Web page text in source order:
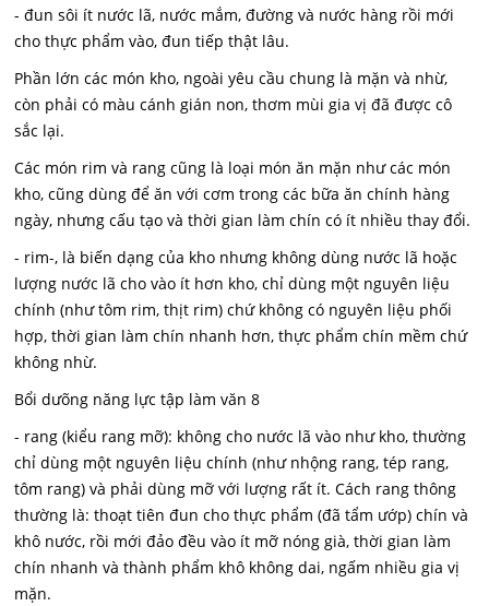
- đun sôi ít nước lã, nước mắm, đường và nước hàng rồi mới
cho thực phẩm vào, đun tiếp thật lâu.
Phần lớn các món kho, ngoài yêu cầu chung là mặn và nhừ,
còn phải có màu cánh gián non, thơm mùi gia vị đã được cô
sắc lại.
Các món rim và rang cũng là loại món ăn mặn như các món
kho, cũng dùng để ăn với cơm trong các bữa ăn chính hàng
ngày, nhưng cấu tạo và thời gian làm chín có ít nhiều thay đổi.
- rim-, là biến dạng của kho nhưng không dùng nước lã hoặc
lượng nước lã cho vào ít hơn kho, chỉ dùng một nguyên liệu
chính (như tôm rim, thịt rim) chứ không có nguyên liệu phối
hợp, thời gian làm chín nhanh hơn, thực phẩm chín mềm chứ
không nhừ.
Bổi dưõng năng lực tập làm văn 8
- rang (kiểu rang mỡ): không cho nước lã vào như kho, thường
chỉ dùng một nguyên liệu chính (như nhộng rang, tép rang,
tôm rang) và phải dùng mỡ với lượng rất ít. Cách rang thông
thường là: thoạt tiên đun cho thực phẩm (đã tẩm ướp) chín và
khô nước, rồi mới đảo đều vào ít mỡ nóng già, thời gian làm
chín nhanh và thành phẩm khô không dai, ngấm nhiều gia vị
mặn.